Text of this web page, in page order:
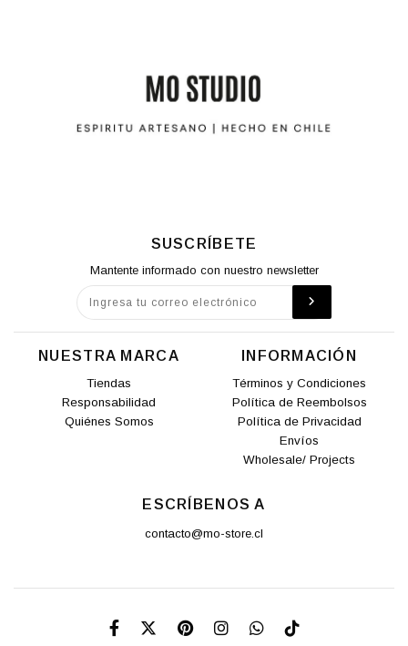
SUSCRÍBETE
Mantente informado con nuestro newsletter
NUESTRA MARCA
Tiendas
Responsabilidad
Quiénes Somos
INFORMACIÓN
Términos y Condiciones
Política de Reembolsos
Política de Privacidad
Envíos
Wholesale/ Projects
ESCRÍBENOS A
contacto@mo-store.cl